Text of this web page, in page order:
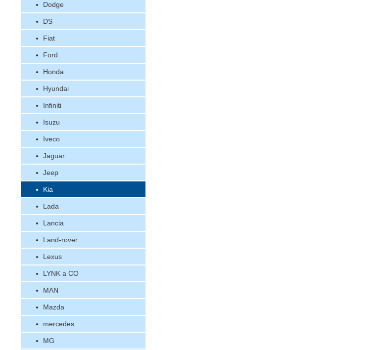
Dodge
DS
Fiat
Ford
Honda
Hyundai
Infiniti
Isuzu
Iveco
Jaguar
Jeep
Kia
Lada
Lancia
Land-rover
Lexus
LYNK a CO
MAN
Mazda
mercedes
MG